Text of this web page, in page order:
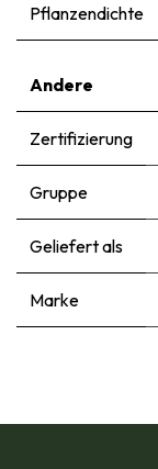
Pflanzendichte
Andere
Zertifizierung
Gruppe
Geliefert als
Marke